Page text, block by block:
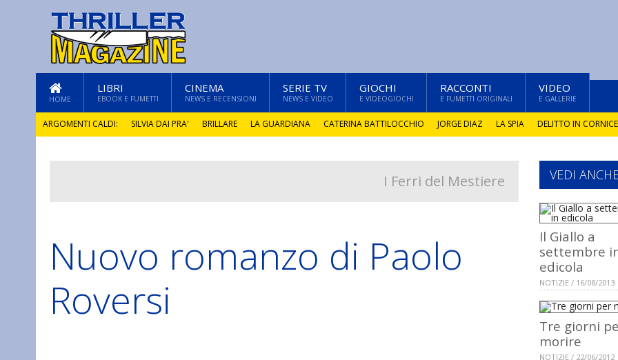
HOME
LIBRI
EBOOK E FUMETTI
CINEMA
NEWS E RECENSIONI
SERIE TV
NEWS E VIDEO
GIOCHI
E VIDEOGIOCHI
RACCONTI
E FUMETTI ORIGINALI
VIDEO
E GALLERIE
ARGOMENTI CALDI: SILVIA DAI PRA' BRILLARE LA GUARDIANA CATERINA BATTILOCCHIO JORGE DIAZ LA SPIA DELITTO IN CORNICE
I Ferri del Mestiere
Nuovo romanzo di Paolo
Roversi
VEDI ANCHE
Il Giallo a
settembre
edicola
NOTIZIE / 16/08/2013
Tre giorni
morire
NOTIZIE / 22/06/2012